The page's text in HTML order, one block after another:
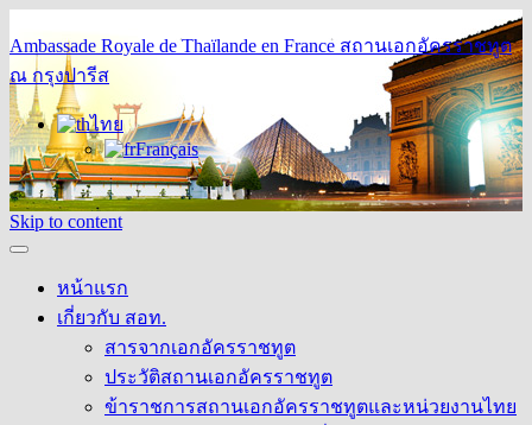
Ambassade Royale de Thaïlande en France สถานเอกอัครราชทูต
ณ กรุงปารีส
ไทย
Français
Skip to content
หน้าแรก
เกี่ยวกับ สอท.
สารจากเอกอัครราชทูต
ประวัติสถานเอกอัครราชทูต
ข้าราชการสถานเอกอัครราชทูตและหน่วยงานไทย